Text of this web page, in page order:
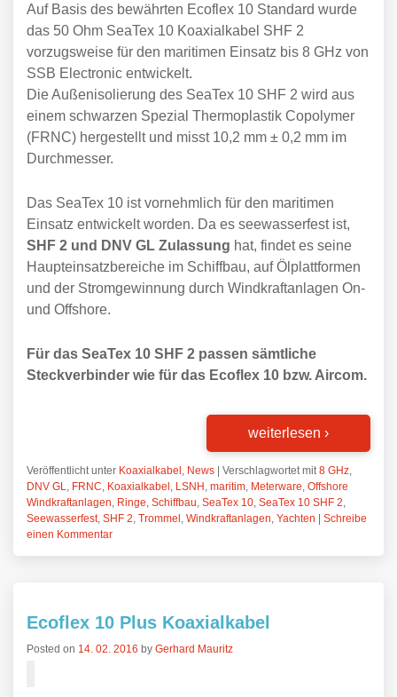
Auf Basis des bewährten Ecoflex 10 Standard wurde
das 50 Ohm SeaTex 10 Koaxialkabel SHF 2
vorzugsweise für den maritimen Einsatz bis 8 GHz von
SSB Electronic entwickelt.
Die Außenisolierung des SeaTex 10 SHF 2 wird aus
einem schwarzen Spezial Thermoplastik Copolymer
(FRNC) hergestellt und misst 10,2 mm ± 0,2 mm im
Durchmesser.
Das SeaTex 10 ist vornehmlich für den maritimen
Einsatz entwickelt worden. Da es seewasserfest ist,
SHF 2 und DNV GL Zulassung hat, findet es seine
Haupteinsatzbereiche im Schiffbau, auf Ölplattformen
und der Stromgewinnung durch Windkraftanlagen On-
und Offshore.
Für das SeaTex 10 SHF 2 passen sämtliche
Steckverbinder wie für das Ecoflex 10 bzw. Aircom.
weiterlesen ›
Veröffentlicht unter Koaxialkabel News | Verschlagwortet mit 8 GHz
DNV GL
FRNC Koaxialkabel LSNH maritim Meterware Offshore
Windkraftanlagen Ringe Schiffbau SeaTex 10 SeaTex 10 SHF 2
Seewasserfest, SHF 2 Trommel Windkraftanlagen Yachten | Schreibe
einen Kommentar
Ecoflex 10 Plus Koaxialkabel
Posted on 14. 02. 2016 by Gerhard Mauritz